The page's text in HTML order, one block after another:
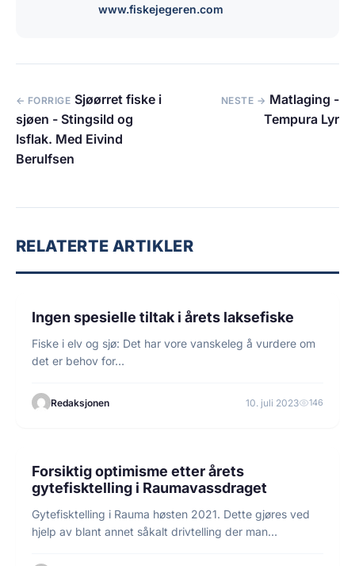
www.fiskejegeren.com
← FORRIGE Sjøørret fiske i
sjøen - Stingsild og
Isflak. Med Eivind
Berulfsen
NESTE → Matlaging -
Tempura Lyr
RELATERTE ARTIKLER
FISKE
3 min lesetid
Ingen spesielle tiltak i årets laksefiske
Fiske i elv og sjø: Det har vore vanskeleg å vurdere om
det er behov for…
Redaksjonen 10. juli 2023 146
FISKE
Forsiktig optimisme etter årets
gytefisktelling i Raumavassdraget
Gytefisktelling i Rauma høsten 2021. Dette gjøres ved
hjelp av blant annet såkalt drivtelling der man…